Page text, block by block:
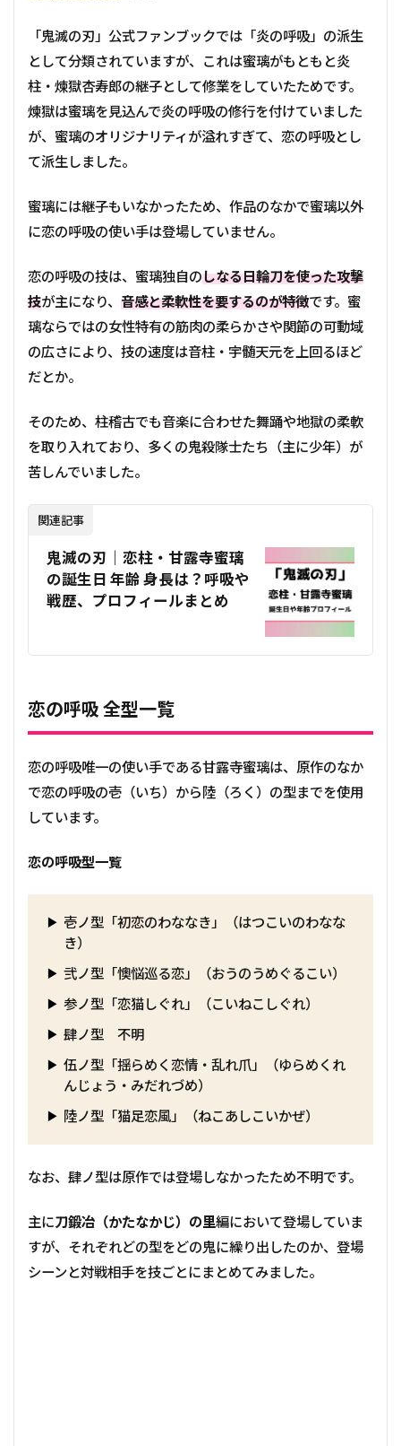
「鬼滅の刃」公式ファンブックでは「炎の呼吸」の派生
として分類されていますが、これは蜜璃がもともと炎
柱・煉獄杏寿郎の継子として修業をしていたためです。
煉獄は蜜璃を見込んで炎の呼吸の修行を付けていました
が、蜜璃のオリジナリティが溢れすぎて、恋の呼吸とし
て派生しました。
蜜璃には継子もいなかったため、作品のなかで蜜璃以外
に恋の呼吸の使い手は登場していません。
恋の呼吸の技は、蜜璃独自のしなる日輪刀を使った攻撃
技が主になり、 音感と柔軟性を要するのが特徴です。蜜
璃ならではの女性特有の筋肉の柔らかさや関節の可動域
の広さにより、技の速度は音柱・宇髄天元を上回るほど
だとか。
そのため、柱稽古でも音楽に合わせた舞踊や地獄の柔軟
を取り入れており、多くの鬼殺隊士たち（主に少年）が
苦しんでいました。
関連記事
鬼滅の刃｜恋柱・甘露寺蜜璃
の誕生日 年齢 身長は？呼吸や
戦歴、プロフィールまとめ
恋の呼吸 全型一覧
恋の呼吸唯一の使い手である甘露寺蜜璃は、原作のなか
で恋の呼吸の壱（いち）から陸（ろく）の型までを使用
しています。
恋の呼吸型一覧
壱ノ型「初恋のわななき」（はつこいのわなな
き）
弐ノ型「懊悩巡る恋」（おうのうめぐるこい）
参ノ型「恋猫しぐれ」（こいねこしぐれ）
肆ノ型 不明
伍ノ型「揺らめく恋情・乱れ爪」（ゆらめくれ
んじょう・みだれづめ）
陸ノ型「猫足恋風」（ねこあしこいかぜ）
なお、肆ノ型は原作では登場しなかったため不明です。
主に刀鍛冶（かたなかじ）の里編において登場していま
すが、それぞれどの型をどの鬼に繰り出したのか、登場
シーンと対戦相手を技ごとにまとめてみました。